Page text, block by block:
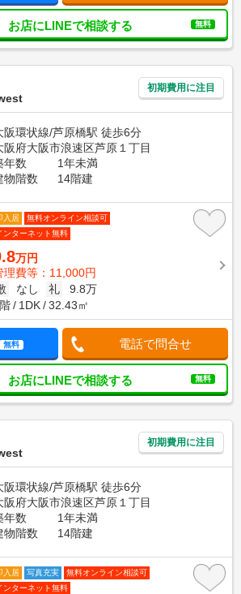
お店にLINEで相談する 無料
初期費用に注目
阪環状線/芦原橋駅 徒歩6分
阪府大阪市浪速区芦原１丁目
年数
1年未満
物階数
14階建
入居
無料オンライン相談可
ンターネット無料
万円
理費等：11,000円
なし 礼
9.8万
1DK 32.43㎡
無料 電話で問合せ
お店にLINEで相談する 無料
初期費用に注目
阪環状線/芦原橋駅 徒歩6分
阪府大阪市浪速区芦原１丁目
年数
1年未満
物階数
14階建
入居 写真充実
無料オンライン相談可
ンターネット無料